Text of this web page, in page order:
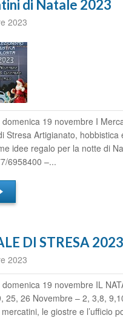
di Natale 2023
2023
19 novembre I
Stresa Artigianato, hobbistica
idee regalo per la notte di
6958400 –...
DI STRESA 2023
2023
19 novembre IL
25, 26 Novembre – 2, 3,8,
le giostre e l’ufficio